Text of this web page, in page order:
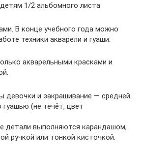
1/2 альбомного листа
В конце учебного года можно
техники акварели и гуаши:
акварельными красками и
девочки и закрашивание — средней
(не течёт, цвет
детали выполняются карандашом,
ручкой или тонкой кисточкой.